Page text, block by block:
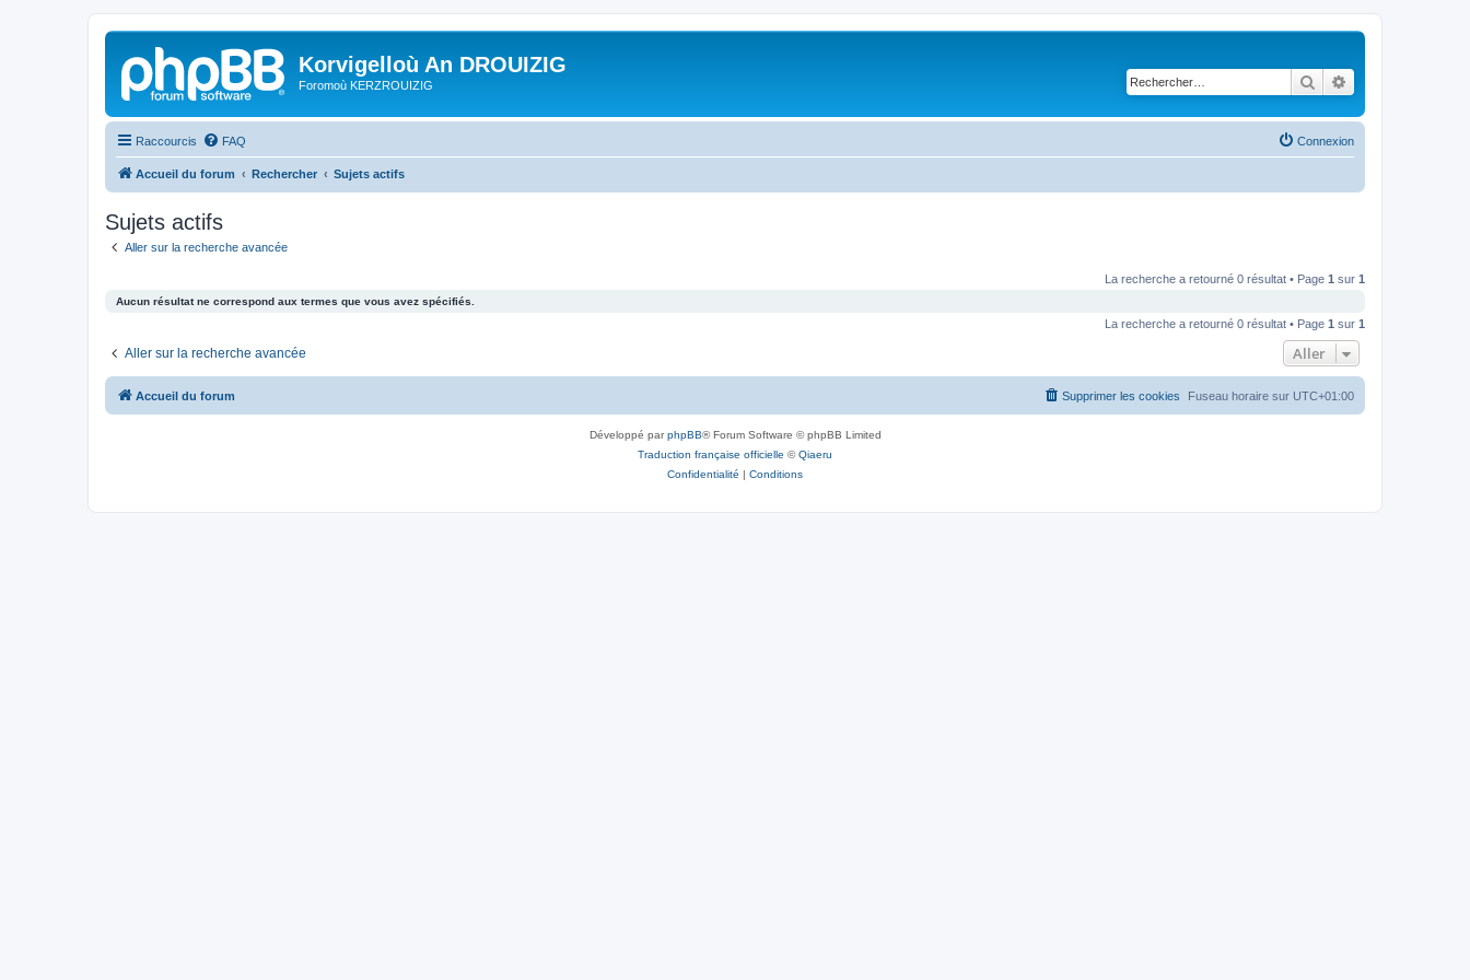
Korvigelloù An DROUIZIG
Foromoù KERZROUIZIG Rechercher
Raccourcis FAQ Connexion
Accueil du forum Rechercher Sujets actifs
Sujets actifs
Aller sur la recherche avancée
La recherche a retourné 0 résultat • Page 1 sur 1
Aucun résultat ne correspond aux termes que vous avez spécifiés.
La recherche a retourné 0 résultat • Page 1 sur 1
Aller sur la recherche avancée Aller
Accueil du forum Fuseau horaire sur UTC+01:00
Supprimer les cookies
Développé parphpBB® Forum Software © phpBB Limited
Traduction française officielle ©Qiaeru
Confidentialité | Conditions